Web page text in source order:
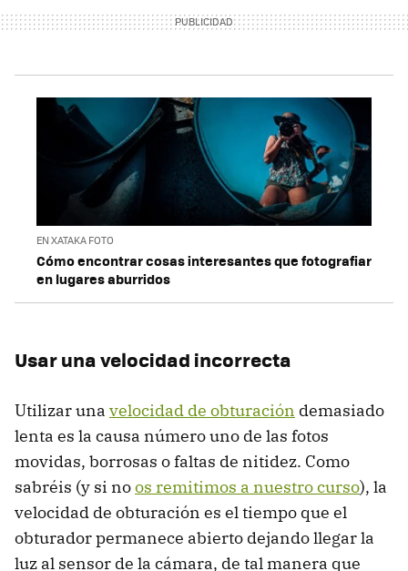
EN XATAKA FOTO
Cómo encontrar cosas interesantes que fotografiar
en lugares aburridos
Usar una velocidad incorrecta
Utilizar una velocidad de obturación demasiado
lenta es la causa número uno de las fotos
movidas, borrosas o faltas de nitidez. Como
sabréis (y si noos remitimos a nuestro curso), la
velocidad de obturación es el tiempo que el
obturador permanece abierto dejando llegar la
luz al sensor de la cámara, de tal manera que